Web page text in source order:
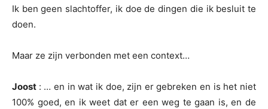
Ik ben geen slachtoffer, ik doe de dingen die ik besluit te
doen.
Maar ze zijn verbonden met een context…
Joost : … en in wat ik doe, zijn er gebreken en is het niet
100% goed, en ik weet dat er een weg te gaan is, en de